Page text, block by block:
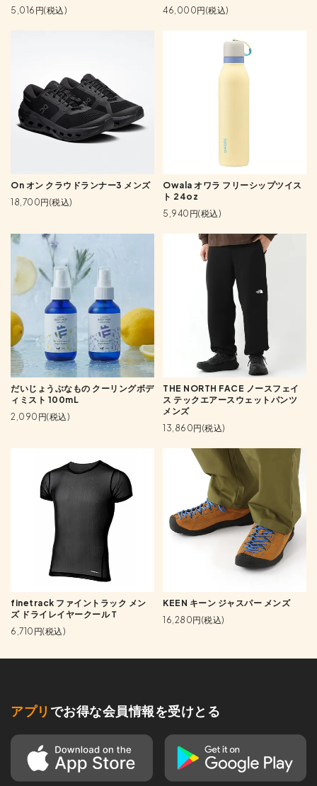
5,016円(税込)
46,000円(税込)
On オン クラウドランナー3 メンズ
18,700円(税込)
Owala オワラ フリーシップツイス
ト 24oz
5,940円(税込)
だいじょうぶなもの クーリングボデ
ィミスト 100mL
2,090円(税込)
THE NORTH FACE ノースフェイ
ス テックエアースウェットパンツ
メンズ
13,860円(税込)
finetrack ファイントラック メン
ズ ドライレイヤークールＴ
6,710円(税込)
KEEN キーン ジャスパー メンズ
16,280円(税込)
アプリ でお得な会員情報を受けとる